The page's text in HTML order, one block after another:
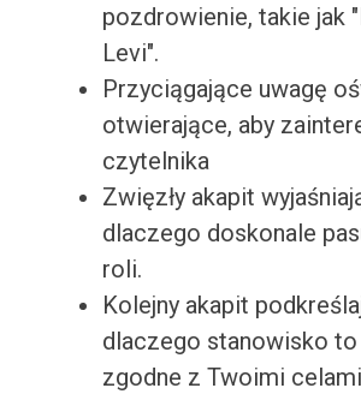
pozdrowienie, takie jak
Levi".
Przyciągające uwagę
otwierające, aby
czytelnika
Zwięzły akapit
dlaczego doskonale
roli.
Kolejny akapit
dlaczego stanowisko
zgodne z Twoimi celami